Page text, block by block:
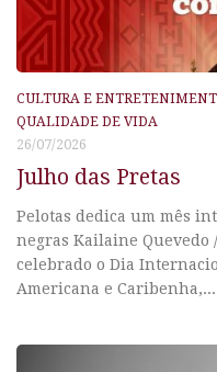
CULTURA E
QUALIDADE DE VIDA
26/07/2026
Julho das Pretas
Pelotas dedica um mês
negras Kailaine Quevedo
celebrado o Dia
Americana e Caribenha,...